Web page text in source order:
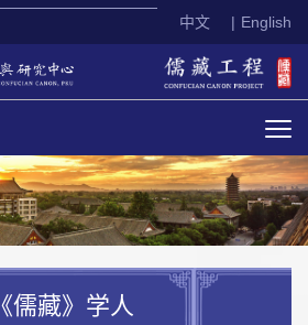
中文 | English
《儒藏》学人